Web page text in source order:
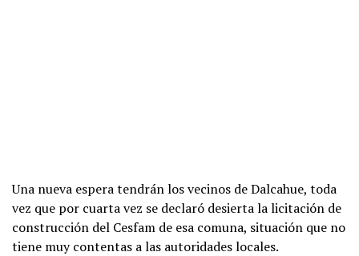
Una nueva espera tendrán los vecinos de Dalcahue, toda
vez que por cuarta vez se declaró desierta la licitación de
construcción del Cesfam de esa comuna, situación que no
tiene muy contentas a las autoridades locales.